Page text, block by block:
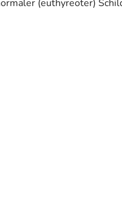
(euthyreoter)